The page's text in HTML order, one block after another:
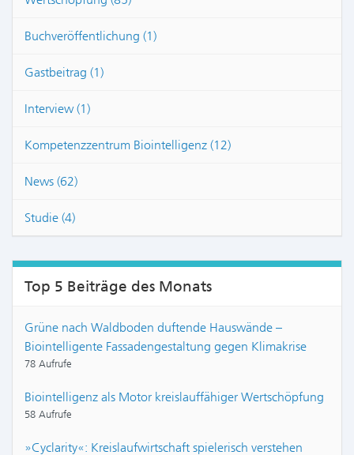
Buchveröffentlichung (1)
Gastbeitrag (1)
Interview (1)
Kompetenzzentrum Biointelligenz (12)
News (62)
Studie (4)
Top 5 Beiträge des Monats
Grüne nach Waldboden duftende Hauswände –
Biointelligente Fassadengestaltung gegen Klimakrise
78 Aufrufe
Biointelligenz als Motor kreislauffähiger Wertschöpfung
58 Aufrufe
»Cyclarity«: Kreislaufwirtschaft spielerisch verstehen